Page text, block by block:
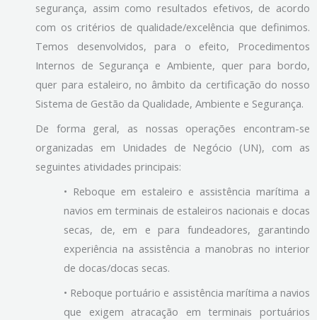
segurança, assim como resultados efetivos, de acordo
com os critérios de qualidade/excelência que definimos.
Temos desenvolvidos, para o efeito, Procedimentos
Internos de Segurança e Ambiente, quer para bordo,
quer para estaleiro, no âmbito da certificação do nosso
Sistema de Gestão da Qualidade, Ambiente e Segurança.
De forma geral, as nossas operações encontram-se
organizadas em Unidades de Negócio (UN), com as
seguintes atividades principais:
• Reboque em estaleiro e assistência marítima a
navios em terminais de estaleiros nacionais e docas
secas, de, em e para fundeadores, garantindo
experiência na assistência a manobras no interior
de docas/docas secas.
• Reboque portuário e assistência marítima a navios
que exigem atracação em terminais portuários